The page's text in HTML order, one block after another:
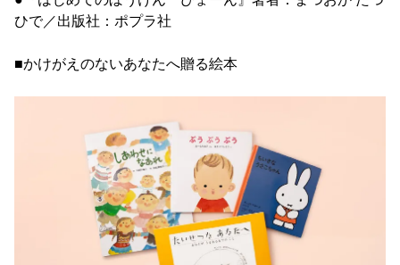
ひで／出版社：ポプラ社
■かけがえのないあなたへ贈る絵本